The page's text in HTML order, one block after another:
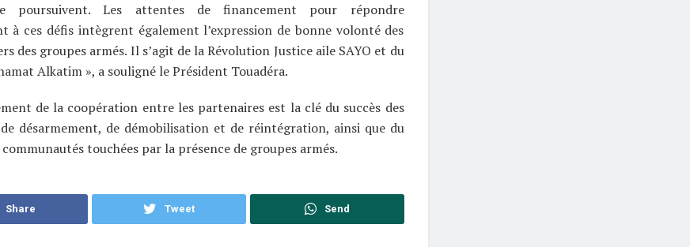
poursuivent. Les attentes de financement pour répondre
à ces défis intègrent également l’expression de bonne volonté des
des groupes armés. Il s’agit de la Révolution Justice aile SAYO et du
Alkatim », a souligné le Président Touadéra.
de la coopération entre les partenaires est la clé du succès des
désarmement, de démobilisation et de réintégration, ainsi que du
touchées par la présence de groupes armés.
Share Tweet Send